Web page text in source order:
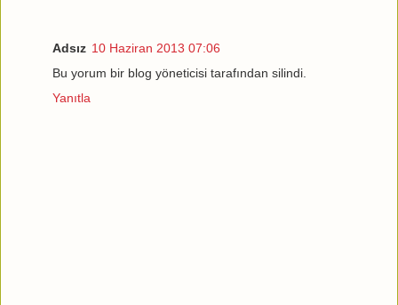
Adsız 10 Haziran 2013 07:06
Bu yorum bir blog yöneticisi tarafından silindi.
Yanıtla